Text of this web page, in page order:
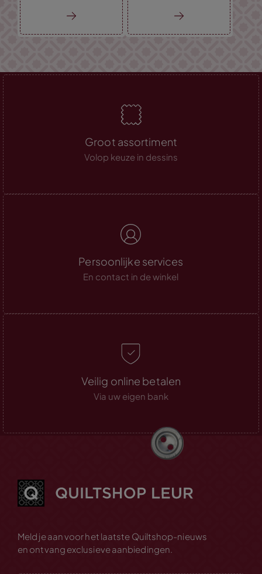
Groot assortiment
Volop keuze in dessins
Persoonlijke services
En contact in de winkel
Veilig online betalen
Via uw eigen bank
Meld je aan voor het laatste Quiltshop-nieuws
en ontvang exclusieve aanbiedingen.